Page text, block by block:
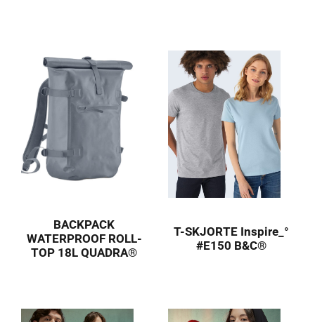
BACKPACK
WATERPROOF ROLL-
TOP 18L QUADRA®
T-SKJORTE Inspire_°
#E150 B&C®